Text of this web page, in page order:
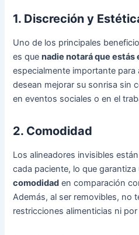
1. Discreción y
Uno de los principales
es quenadie notará que
especialmente importante
desean mejorar su sonrisa sin
en eventos sociales o en el
2. Comodidad
Los alineadores invisibles
cada paciente, lo que
comodidad en comparación
Además, al ser removibles, no
restricciones alimenticias ni